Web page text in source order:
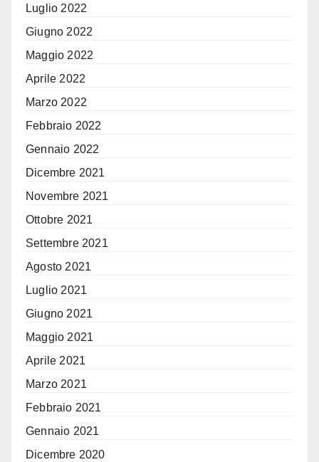
Luglio 2022
Giugno 2022
Maggio 2022
Aprile 2022
Marzo 2022
Febbraio 2022
Gennaio 2022
Dicembre 2021
Novembre 2021
Ottobre 2021
Settembre 2021
Agosto 2021
Luglio 2021
Giugno 2021
Maggio 2021
Aprile 2021
Marzo 2021
Febbraio 2021
Gennaio 2021
Dicembre 2020